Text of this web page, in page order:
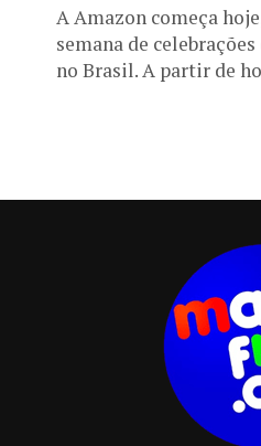
A Amazon começa
semana de
no Brasil. A partir de